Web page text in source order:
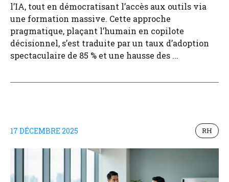
l’IA, tout en démocratisant l’accès aux outils via
une formation massive. Cette approche
pragmatique, plaçant l’humain en copilote
décisionnel, s’est traduite par un taux d’adoption
spectaculaire de 85 % et une hausse des ...
17 DÉCEMBRE 2025 RH